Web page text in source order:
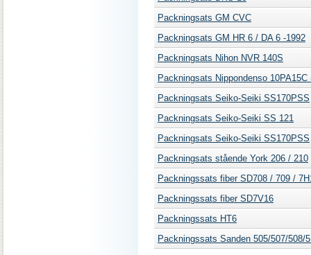
Packningsats GM CVC
Packningsats GM HR 6 / DA 6 -1992
Packningsats Nihon NVR 140S
Packningsats Nippondenso 10PA15C
Packningsats Seiko-Seiki SS170PSS
Packningsats Seiko-Seiki SS 121
Packningsats Seiko-Seiki SS170PSS
Packningsats stående York 206 / 210
Packningssats fiber SD708 / 709 /
Packningssats fiber SD7V16
Packningssats HT6
Packningssats Sanden 505/507/508/